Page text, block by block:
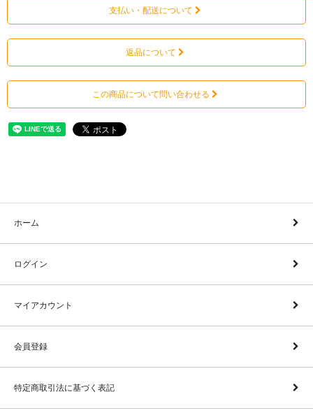
支払い・配送について
返品について
この商品について問い合わせる
ホーム
ログイン
マイアカウント
会員登録
特定商取引法に基づく表記